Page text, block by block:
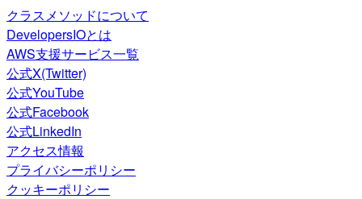
クラスメソッドについて
DevelopersIOとは
AWS支援サービス一覧
公式X(Twitter)
公式YouTube
公式Facebook
公式LinkedIn
アクセス情報
プライバシーポリシー
クッキーポリシー